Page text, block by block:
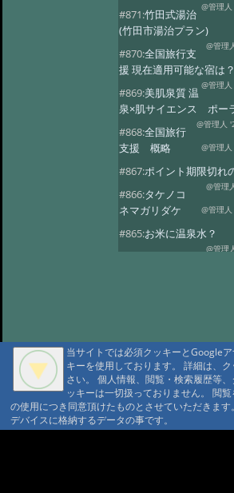
@管理
#871:竹田式湯治
(竹田市湯治プラン)
@管理
#870:全国旅行支
援 現在適用可能な宿は？
@管理
#869:美肌泉質 温
泉×肌サイエンス ポー
@管理人
#868:全国旅行
支援 概略
@管理
#867:ポイント期限切れ
@管理
#866:タケノコ
ネマガリダケ
@管理
#865:お米に温泉水？
@管理
ルス、自粛休業・オー
@管理
#859: 渋温泉つば
たや旅館
#858:11府県ふっこう周
当サイトでは必須クッキーとGoogle
キーを使用しております。 詳細は、
さい。 個人情報、閲覧・検索履歴等
ッキーは一切扱っておりません。 閲
の使用につき同意頂けたものとさせていただきま
デバイスに格納するデータの事です。